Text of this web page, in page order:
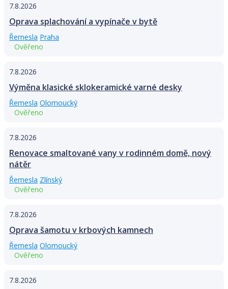
7.8.2026
Oprava splachování a vypínače v bytě
Řemesla Praha
Ověřeno
7.8.2026
Výměna klasické sklokeramické varné desky
Řemesla Olomoucký
Ověřeno
7.8.2026
Renovace smaltované vany v rodinném domě, nový
nátěr
Řemesla Zlínský
Ověřeno
7.8.2026
Oprava šamotu v krbových kamnech
Řemesla Olomoucký
Ověřeno
7.8.2026